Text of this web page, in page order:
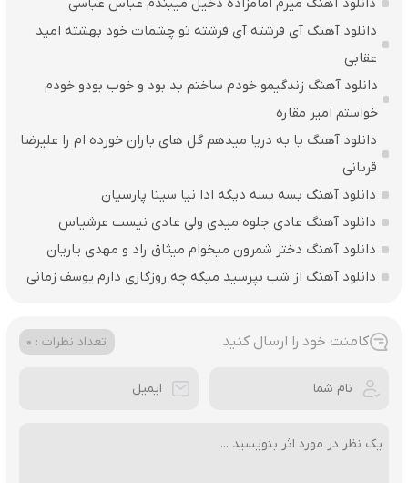
دانلود آهنگ میرم امامزاده دخیل میبندم عباس عباسی
دانلود آهنگ آی فرشته آی فرشته تو چشمات خود بهشته امید
عقابی
دانلود آهنگ زندگیمو خودم ساختم بد بود و خوب بودو خودم
خواستم امیر مقاره
دانلود آهنگ یا به دریا میدهم گل های باران‌ خورده ام را علیرضا
قربانی
دانلود آهنگ بسه بسه دیگه ادا نیا سینا پارسیان
دانلود آهنگ عادی جلوه میدی ولی عادی نیست عرشیاس
دانلود آهنگ دختر شمرون میخوام میثاق راد و مهدی یاریان
دانلود آهنگ از شب بپرسید میگه چه روزگاری دارم یوسف زمانی
کامنت خود را ارسال کنید تعداد نظرات : 0